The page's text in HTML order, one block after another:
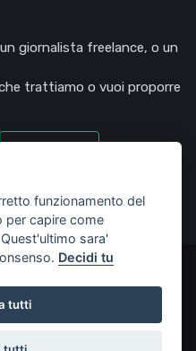
giornalista freelance, o un
trattiamo o vuoi proporre
Tutti i diritti sono riservati,
accordi preventivi
web agency
funzionamento del
per capire come
sara'
Decidi tu
tutti